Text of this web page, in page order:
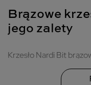
Brązowe
jego zalety
Krzesło Nardi Bit
pokochać. Model ten
zaprojektowany z